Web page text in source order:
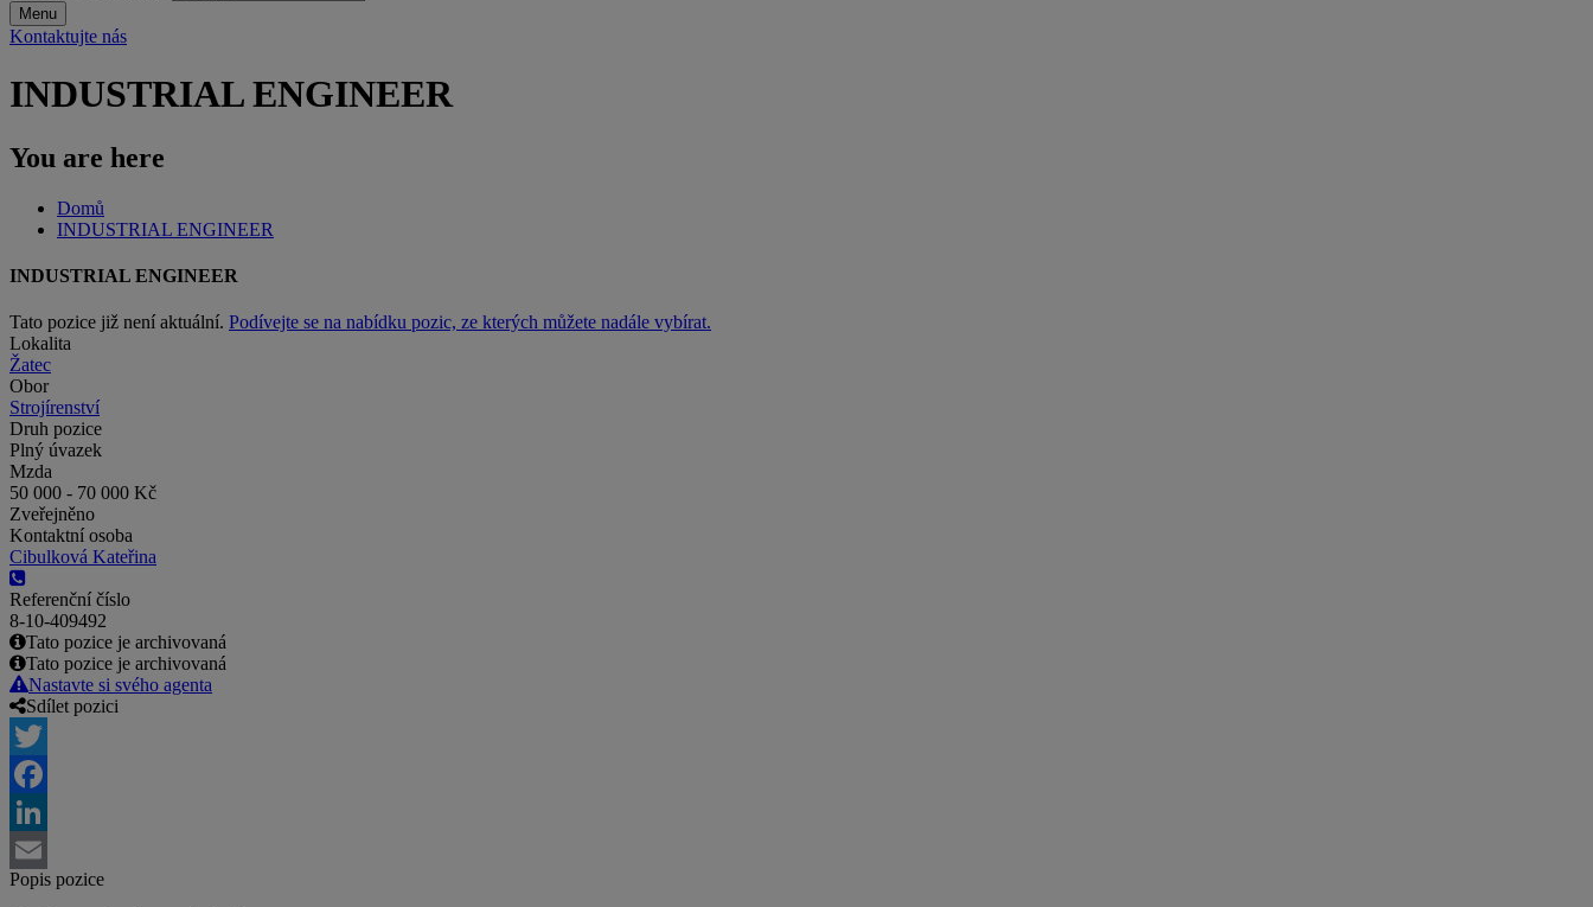
Menu
Kontaktujte nás
INDUSTRIAL ENGINEER
You are here
Domů
INDUSTRIAL ENGINEER
INDUSTRIAL ENGINEER
Tato pozice již není aktuální. Podívejte se na nabídku pozic, ze kterých můžete nadále vybírat.
Lokalita
Žatec
Obor
Strojírenství
Druh pozice
Plný úvazek
Mzda
50 000 - 70 000 Kč
Zveřejněno
Kontaktní osoba
Cibulková Kateřina
Referenční číslo
8-10-409492
Tato pozice je archivovaná
Tato pozice je archivovaná
Nastavte si svého agenta
Sdílet pozici
Twitter
Facebook
LinkedIn
Email
Popis pozice